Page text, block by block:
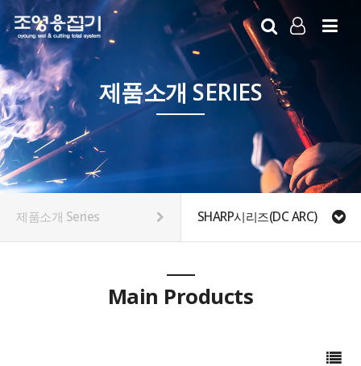
LOG IN
SIGN UP
제품소개 SERIES
제품소개 Series SHARP시리즈(DC ARC)
Main Products